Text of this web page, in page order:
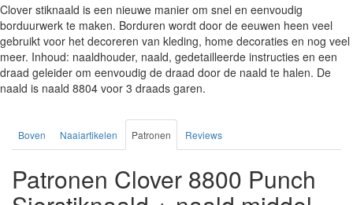
Clover stiknaald is een nieuwe manier om snel en eenvoudig
borduurwerk te maken. Borduren wordt door de eeuwen heen veel
gebruikt voor het decoreren van kleding, home decoraties en nog veel
meer. Inhoud: naaldhouder, naald, gedetailleerde instructies en een
draad geleider om eenvoudig de draad door de naald te halen. De
naald is naald 8804 voor 3 draads garen.
Boven Naaiartikelen Patronen Reviews
Patronen Clover 8800 Punch